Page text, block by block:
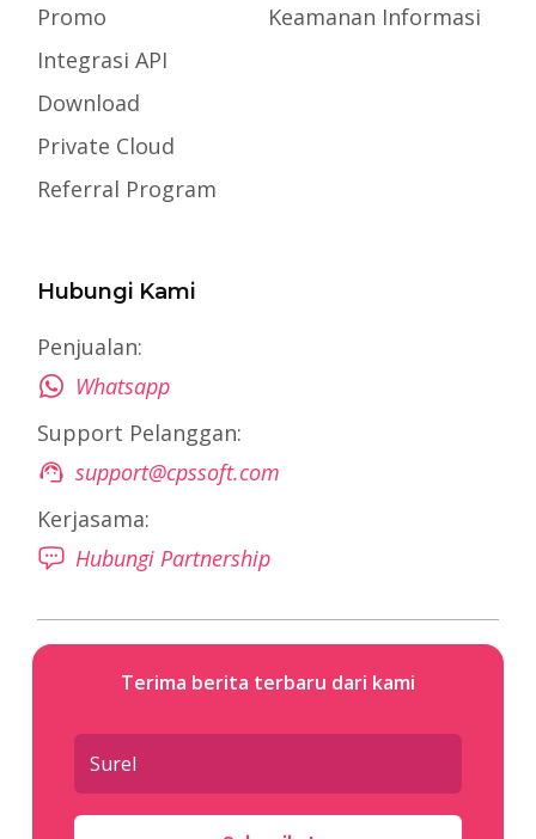
Promo
Integrasi API
Download
Private Cloud
Referral Program
Keamanan Informasi
Hubungi Kami
Penjualan:
Whatsapp
Support Pelanggan:
support@cpssoft.com
Kerjasama:
Hubungi Partnership
Terima berita terbaru dari kami